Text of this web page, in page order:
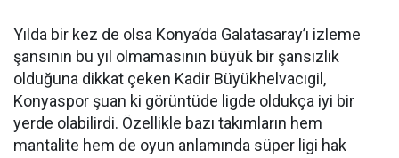
Yılda bir kez de olsa Konya’da Galatasaray’ı izleme
şansının bu yıl olmamasının büyük bir şansızlık
olduğuna dikkat çeken Kadir Büyükhelvacıgil,
Konyaspor şuan ki görüntüde ligde oldukça iyi bir
yerde olabilirdi. Özellikle bazı takımların hem
mantalite hem de oyun anlamında süper ligi hak